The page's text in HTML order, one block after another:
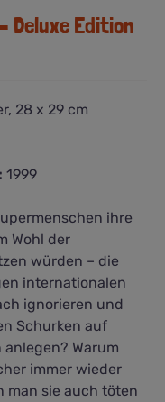
Deluxe Edition
28 x 29 cm
1999
ihre
Wohl der
würden – die
internationalen
ignorieren und
Schurken auf
Warum
immer wieder
man sie auch töten